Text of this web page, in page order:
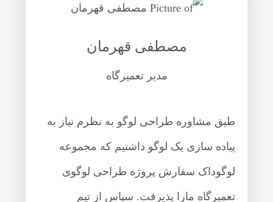
مصطفی قهرمان
مدیر تعمیرگاه
طیق مشاوره طراحی لوگو به نظرم نیاز به
پیاده سازی یک لوگو داشتیم که مجموعه
لوگوداک سفارش پروژه طراحی لوگوی
تعمیرگاه مارا پذیرفت. سپاس از تیم